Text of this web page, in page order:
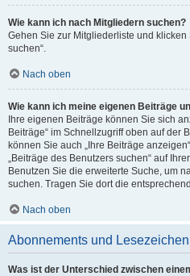
Wie kann ich nach Mitgliedern suchen?
Gehen Sie zur Mitgliederliste und klicken
suchen“.
Nach oben
Wie kann ich meine eigenen Beiträge
Ihre eigenen Beiträge können Sie sich
Beiträge“ im Schnellzugriff oben auf der
können Sie auch „Ihre Beiträge
„Beiträge des Benutzers suchen“ auf
Benutzen Sie die erweiterte Suche, um
suchen. Tragen Sie dort die
Nach oben
Abonnements und Lesezeichen
Was ist der Unterschied zwischen